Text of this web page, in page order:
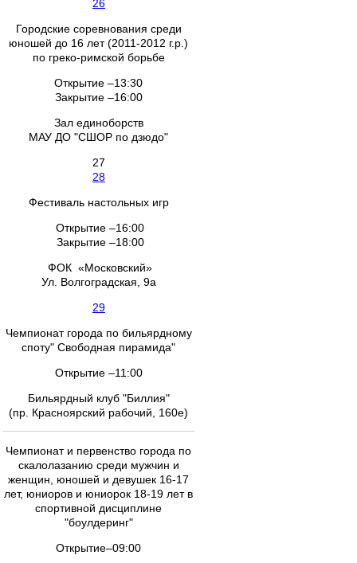
26
Городские соревнования среди
юношей до 16 лет (2011-2012 г.р.)
по греко-римской борьбе
Открытие –13:30
Закрытие –16:00
Зал единоборств
МАУ ДО "СШОР по дзюдо"
27
28
Фестиваль настольных игр
Открытие –16:00
Закрытие –18:00
ФОК «Московский»
Ул. Волгоградская, 9а
29
Чемпионат города по бильярдному
споту" Свободная пирамида"
Открытие –11:00
Бильярдный клуб "Биллия"
(пр. Красноярский рабочий, 160е)
Чемпионат и первенство города по
скалолазанию среди мужчин и
женщин, юношей и девушек 16-17
лет, юниоров и юниорок 18-19 лет в
спортивной дисциплине
"боулдеринг"
Открытие–09:00